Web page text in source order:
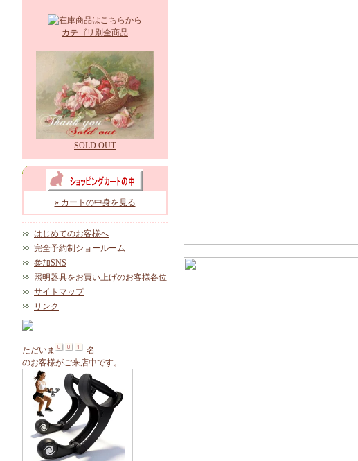
カテゴリ別全商品
SOLD OUT
» カートの中身を見る
はじめてのお客様へ
完全予約制ショールーム
参加SNS
照明器具をお買い上げのお客様各位
サイトマップ
リンク
ただいま
名
のお客様がご来店中です。